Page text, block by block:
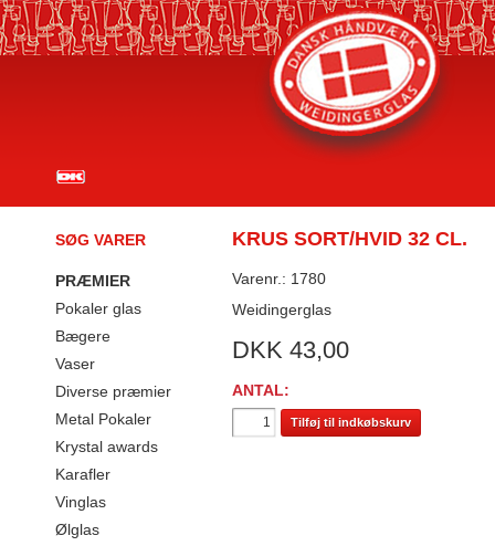
SØG VARER
PRÆMIER
Pokaler glas
Bægere
Vaser
Diverse præmier
Metal Pokaler
Krystal awards
Karafler
Vinglas
Ølglas
KRUS SORT/HVID 32 CL.
Varenr.: 1780
Weidingerglas
DKK 43,00
ANTAL:
Tilføj til indkøbskurv